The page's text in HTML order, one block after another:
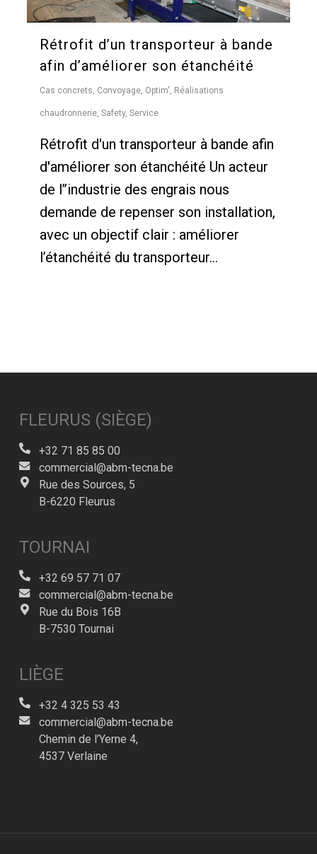
Rétrofit d’un transporteur à bande
afin d’améliorer son étanchéité
Cas concrets Convoyage Optim' Réalisations
chaudronnerie ,Safety,Service
Rétrofit d'un transporteur à bande afin
d'améliorer son étanchéité Un acteur
de l’’industrie des engrais nous
demande de repenser son installation,
avec un objectif clair : améliorer
l’étanchéité du transporteur...
FLEURUS (SIÈGE)
+32 71 85 85 00
commercial@abm-tecna.be
Rue des Sources, 5
B-6220 Fleurus
TOURNAI
+32 69 57 71 07
commercial@abm-tecna.be
Rue du Bois 16B
B-7530 Tournai
LIÈGE
+32 4 325 53 43
commercial@abm-tecna.be
Chemin de l’Yerne 4,
4537 Verlaine